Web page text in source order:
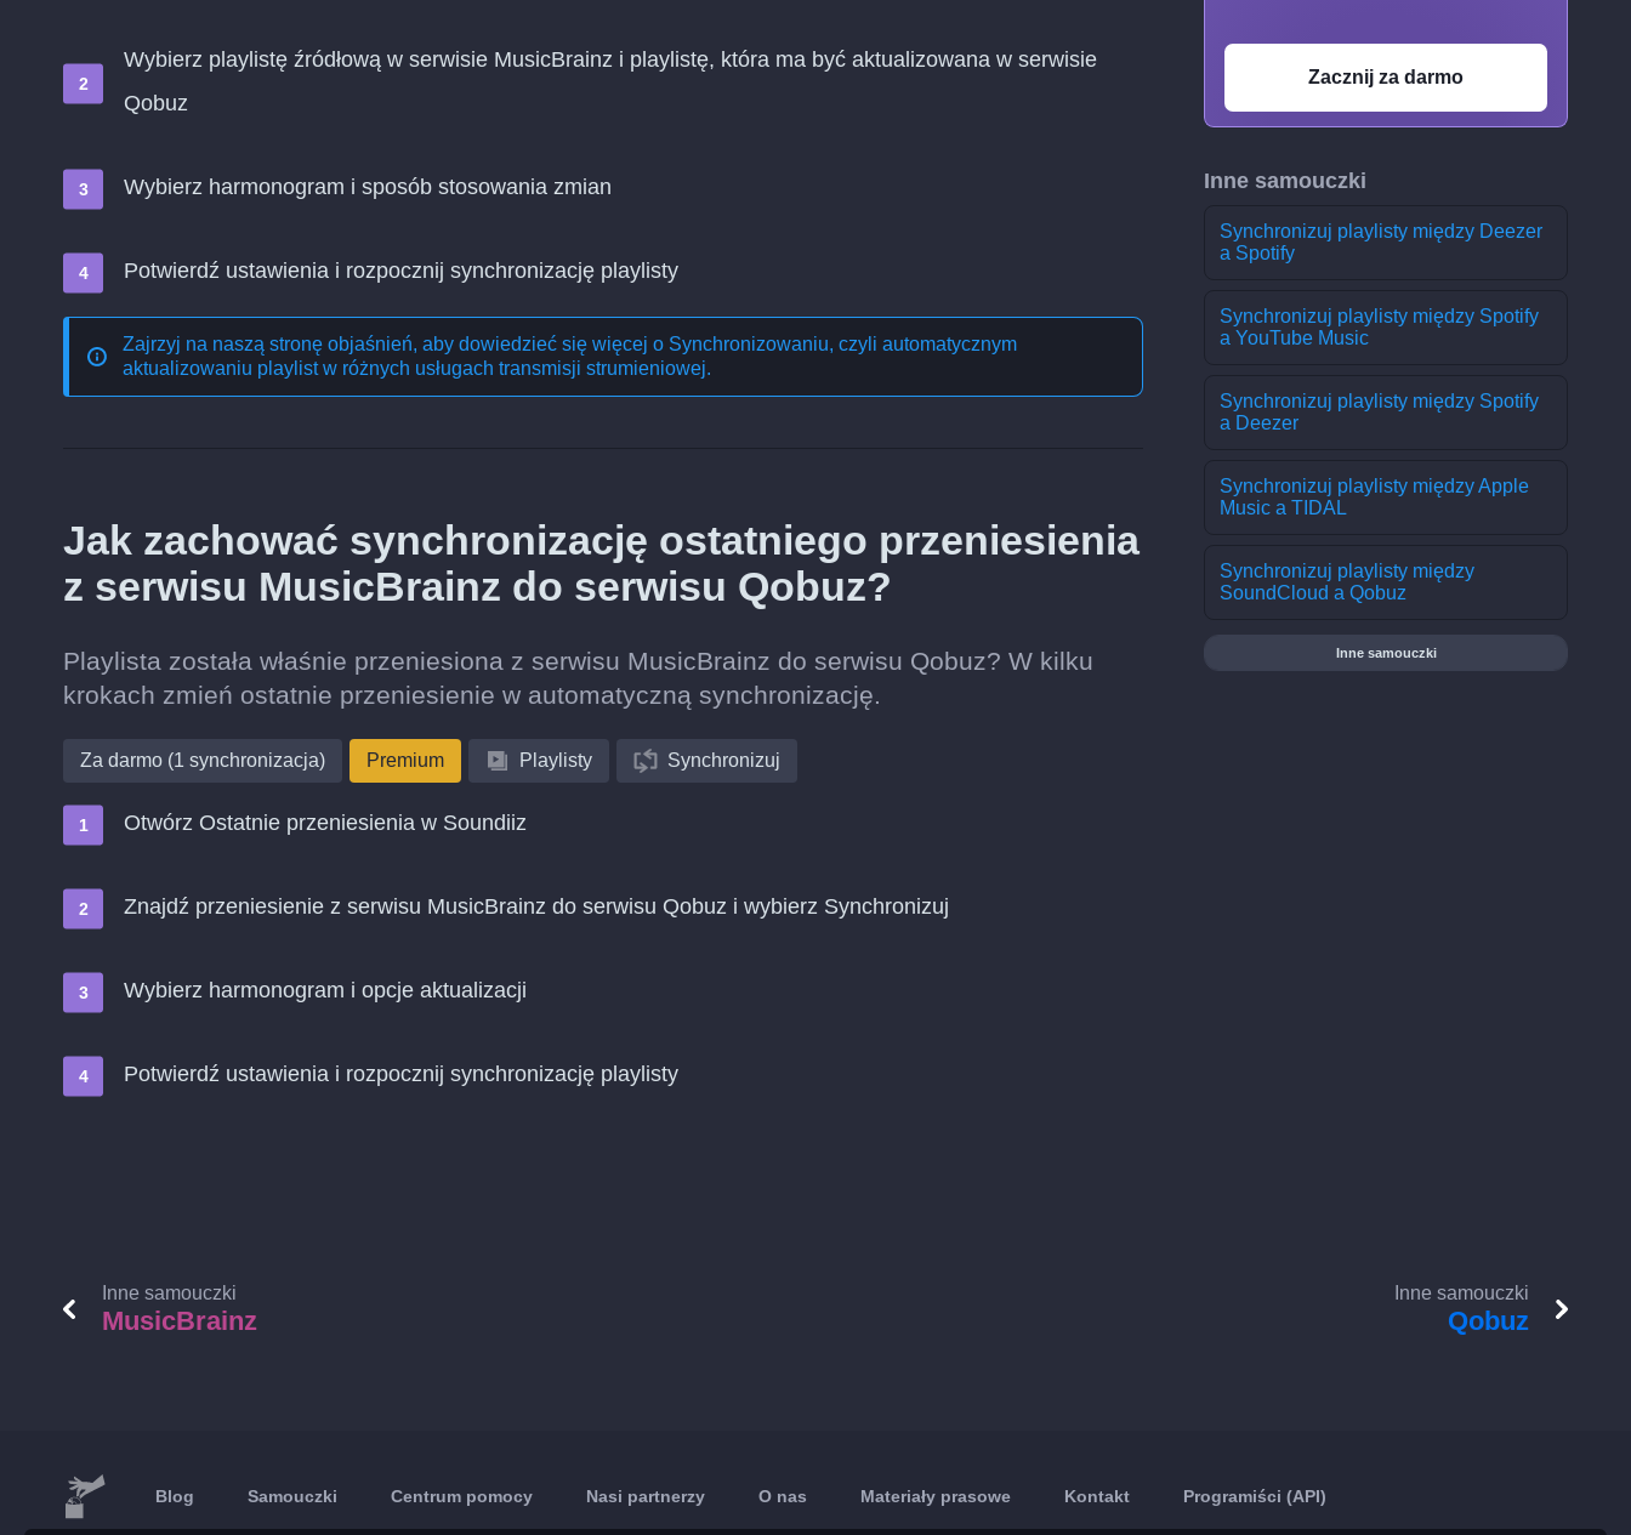
Wybierz playlistę źródłową w serwisie MusicBrainz i playlistę, która ma być aktualizowana w serwisie
Qobuz
Wybierz harmonogram i sposób stosowania zmian
Potwierdź ustawienia i rozpocznij synchronizację playlisty
Zajrzyj na naszą stronę objaśnień, aby dowiedzieć się więcej o Synchronizowaniu, czyli automatycznym
aktualizowaniu playlist w różnych usługach transmisji strumieniowej.
Jak zachować synchronizację ostatniego przeniesienia
z serwisu MusicBrainz do serwisu Qobuz?
Playlista została właśnie przeniesiona z serwisu MusicBrainz do serwisu Qobuz? W kilku
krokach zmień ostatnie przeniesienie w automatyczną synchronizację.
Za darmo (1 synchronizacja) Premium Playlisty Synchronizuj
Otwórz Ostatnie przeniesienia w Soundiiz
Znajdź przeniesienie z serwisu MusicBrainz do serwisu Qobuz i wybierz Synchronizuj
Wybierz harmonogram i opcje aktualizacji
Potwierdź ustawienia i rozpocznij synchronizację playlisty
Zacznij za darmo
Inne samouczki
Synchronizuj playlisty między Deezer
a Spotify
Synchronizuj playlisty między Spotify
a YouTube Music
Synchronizuj playlisty między Spotify
a Deezer
Synchronizuj playlisty między Apple
Music a TIDAL
Synchronizuj playlisty między
SoundCloud a Qobuz
Inne samouczki
Inne samouczki
MusicBrainz
Inne samouczki
Qobuz
Blog Samouczki Centrum pomocy Nasi partnerzy O nas Materiały prasowe Kontakt Programiści (API)